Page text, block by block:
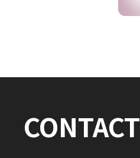
CONTACT